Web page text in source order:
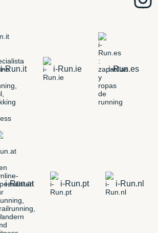
i-Run.it i-Run.ie i-Run.es
i-Run.at i-Run.pt i-Run.nl